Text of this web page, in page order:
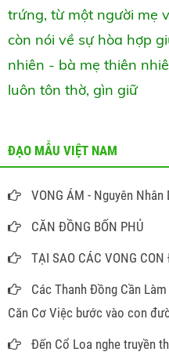
trứng, từ một người mẹ
còn nói về sự hòa hợp
nhiên - bà mẹ thiên
luôn tôn thờ, gìn giữ
ĐẠO MẪU VIỆT NAM
VONG ÁM - Nguyên
CĂN ĐỒNG BỐN PHỦ
TẠI SAO CÁC VONG
Các Thanh Đồng Cần
Căn Cơ Việc bước vào con
Đến Cổ Loa nghe truyền